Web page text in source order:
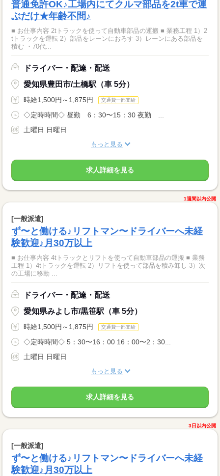
普通免許OK♪工場内にてクルマ部品を2t車で運
ぶだけ★年齢不問♪
■ お仕事内容 2tトラックを使って自動車部品の運搬 ■ 業務工程 1）2
tトラックを運転 2）部品をレーンにおろす 3）レーンにある部品を
積む ・70代...
ドライバー・配達・配送
愛知県豊田市/土橋駅（車 5分）
時給1,500円～1,875円 交通費一部支給
◇定時時間◇ 昼勤 6：30〜15：30 夜勤 ...
土曜日 日曜日
もっと見る
求人詳細を見る
1週間以内公開
[一般派遣]
ず〜と働ける♪リフトマン〜ドライバーへ未経
験歓迎♪月30万以上
■ お仕事内容 4tトラックとリフトを使って自動車部品の運搬 ■ 業務
工程 1）4tトラックを運転 2）リフトを使って部品を積み卸し 3）次
の工場に移動 ...
ドライバー・配達・配送
愛知県みよし市/黒笹駅（車 5分）
時給1,500円～1,875円 交通費一部支給
◇定時時間◇ 5：30〜16：00 16：00〜2：30...
土曜日 日曜日
もっと見る
求人詳細を見る
3日以内公開
[一般派遣]
ず〜と働ける♪リフトマン〜ドライバーへ未経
験歓迎♪月30万以上